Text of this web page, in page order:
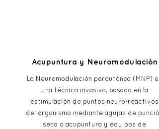
Acupuntura y Neuromodulación
La Neuromodulación percutánea (MNP) es
una técnica invasiva, basada en la
estimulación de puntos neuro-reactivos
del organismo mediante agujas de punción
seca o acupuntura y equipos de